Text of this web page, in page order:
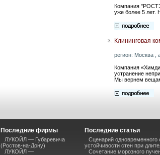
Компания
уже более 5 лет.
3. Клининговая
регион: Москва ,
Компания
устранение
Мы вернем
Последние фирмы
ЛУКОЙЛ — Губаревича
(Ростов-на-Дону)
ЛУКОЙЛ —
Последние статьи
Сценарий одновременного
устойчивости стен при
Сочетание морозного